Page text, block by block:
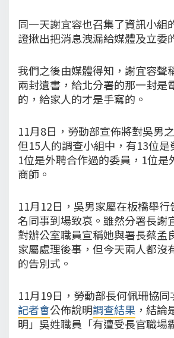
同一天謝宜容也召集了資訊小組
證揪出把消息洩漏給媒體及立委
我們之後由媒體得知，謝宜容聲
兩封遺書，給北分署的那一封是
的，給家人的才是手寫的。
11月8日，勞動部宣佈將對吳男
但15人的調查小組中，有13位是
1位是外聘合作過的委員，1位是
商師。
11月12日，吳男家屬在板橋舉
名同事到場致哀。雖然分署長謝
對辦公室職員宣稱她與署長蔡孟
家屬處理後事，但今天兩人都沒
的告別式。
11月19日，勞動部長何佩珊協同
記者會公佈說明調查結果 ，結論
明」吳姓職員「有遭受長官職場